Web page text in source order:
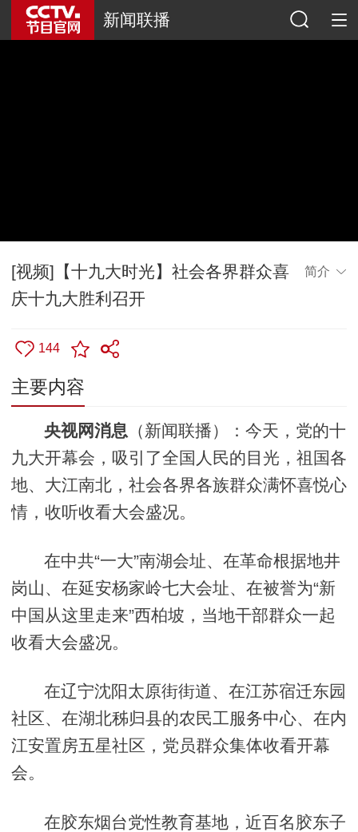
新闻联播
[视频]【十九大时光】社会各界群众喜
庆十九大胜利召开
简介
144
主要内容
央视网消息 （新闻联播）：今天，党的十
九大开幕会，吸引了全国人民的目光，祖国各
地、大江南北，社会各界各族群众满怀喜悦心
情，收听收看大会盛况。
在中共“一大”南湖会址、在革命根据地井
岗山、在延安杨家岭七大会址、在被誉为“新
中国从这里走来”西柏坡，当地干部群众一起
收看大会盛况。
在辽宁沈阳太原街街道、在江苏宿迁东园
社区、在湖北秭归县的农民工服务中心、在内
江安置房五星社区，党员群众集体收看开幕
会。
在胶东烟台党性教育基地，近百名胶东子